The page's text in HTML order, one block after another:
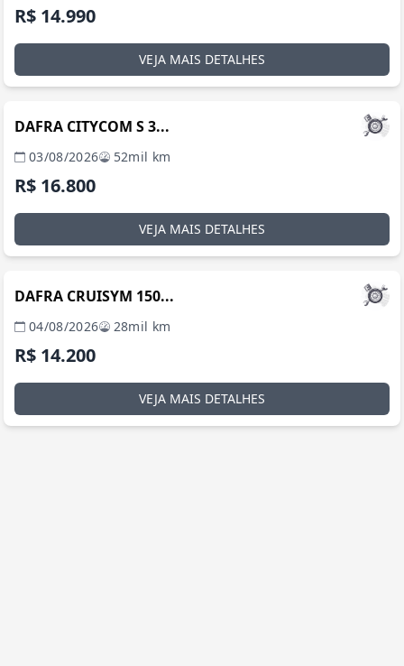
R$ 14.990
VEJA MAIS DETALHES
DAFRA CITYCOM S 3...
03/08/2026 52mil km
R$ 16.800
VEJA MAIS DETALHES
DAFRA CRUISYM 150...
04/08/2026 28mil km
R$ 14.200
VEJA MAIS DETALHES